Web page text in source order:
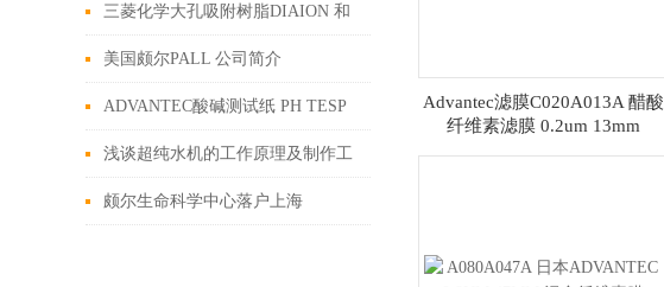
三菱化学大孔吸附树脂DIAION 和
SEPABEADS 上海摩速科学
美国颇尔PALL 公司简介
ADVANTEC酸碱测试纸 PH TESP
PAPER介绍
浅谈超纯水机的工作原理及制作工
艺
颇尔生命科学中心落户上海
Advantec滤膜C020A013A 醋酸
纤维素滤膜 0.2um 13mm